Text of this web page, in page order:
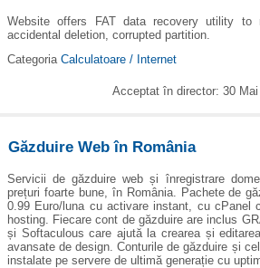
Website offers FAT data recovery utility
accidental deletion, corrupted partition.
Categoria Calculatoare / Internet
Acceptat în director: 30
Găzduire Web în România
Servicii de găzduire web și înregistrare
prețuri foarte bune, în România. Pachete de
0.99 Euro/luna cu activare instant, cu cPanel
hosting. Fiecare cont de găzduire are inclus
și Softaculous care ajută la crearea și
avansate de design. Conturile de găzduire și
instalate pe servere de ultimă generație cu